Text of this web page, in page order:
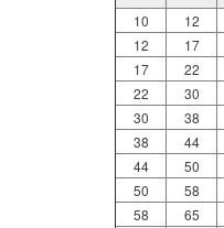
10 12
12
17
17
22
22
30
30
38
38
44
44
50
50
58
58
65